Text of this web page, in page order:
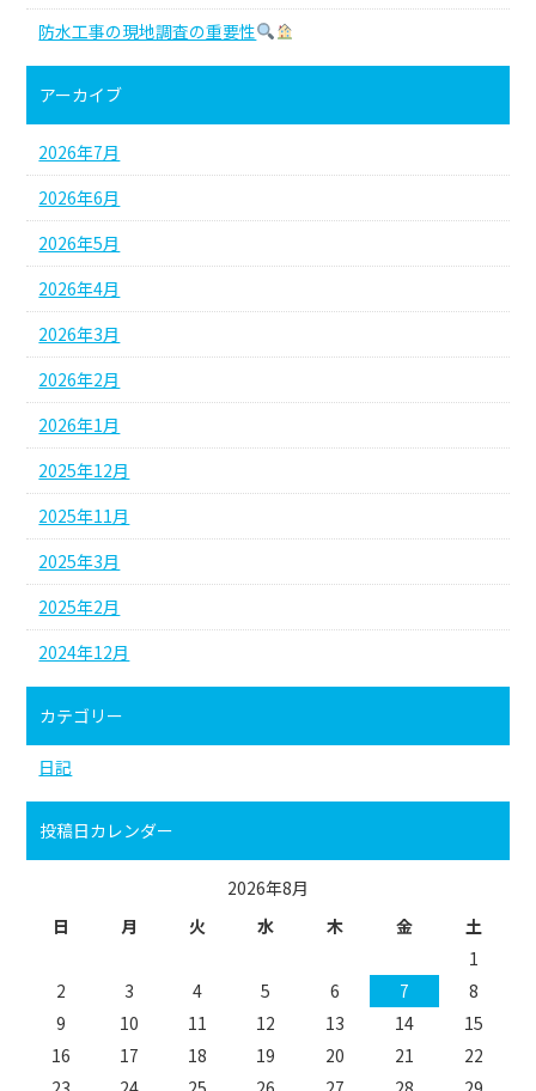
防水工事の現地調査の重要性
アーカイブ
2026年7月
2026年6月
2026年5月
2026年4月
2026年3月
2026年2月
2026年1月
2025年12月
2025年11月
2025年3月
2025年2月
2024年12月
カテゴリー
日記
投稿日カレンダー
2026年8月
日
月 火 水 木 金
土
1
2
3 4 5 6 7
8
9
10 11 12 13 14
15
16
17 18 19 20 21
22